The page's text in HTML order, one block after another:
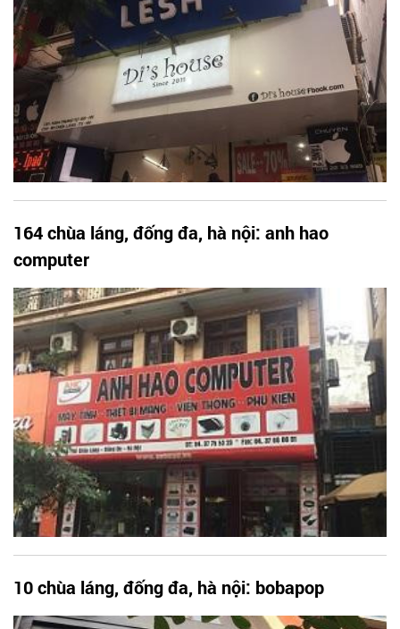
164 chùa láng, đống đa, hà nội: anh hao
computer
10 chùa láng, đống đa, hà nội: bobapop